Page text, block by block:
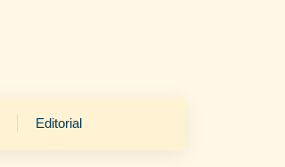
Editorial